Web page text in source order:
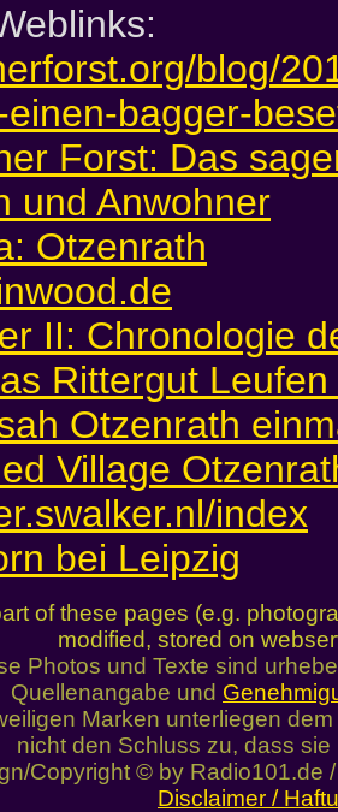
blog/
bagger-
Forst: Das
und Anwohner
Otzenrath
II: Chronologie
Rittergut
Otzenrath
Village
index
bei Leipzig
of these pages (e.g.
modified, stored on
Photos und Texte sind
Quellenangabe und
Marken unterliegen
nicht den Schluss zu, dass
Copyright © by Radio101.de
Disclaimer /